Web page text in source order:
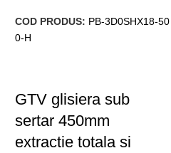
COD PRODUS: PB-3D0SHX18-50
0-H
GTV glisiera sub
sertar 450mm
extractie totala si